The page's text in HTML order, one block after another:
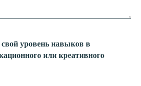
уровень навыков в
или креативного